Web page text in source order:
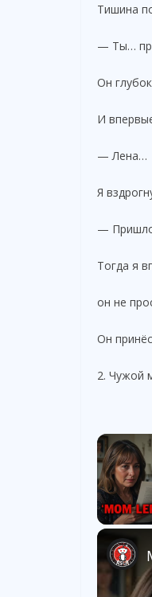
Тишина
— Ты…
Он
И
— Лена…
Я
—
Тогда я
он не
Он
2. Чужой